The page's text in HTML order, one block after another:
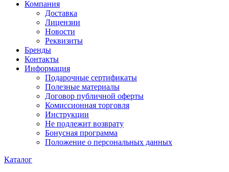
Компания
Доставка
Лицензии
Новости
Реквизиты
Бренды
Контакты
Информация
Подарочные сертификаты
Полезные материалы
Договор публичной оферты
Комиссионная торговля
Инструкции
Не подлежит возврату
Бонусная программа
Положение о персональных данных
Каталог